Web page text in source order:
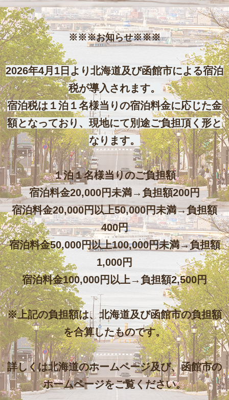
※※※お知らせ※※※
2026年4月1日より北海道及び函館市による宿泊
税が導入されます。
宿泊税は１泊１名様当りの宿泊料金に応じた金
額となっており、現地にて別途ご負担頂く形と
なります。
１泊１名様当りのご負担額
宿泊料金20,000円未満→負担額200円
宿泊料金20,000円以上50,000円未満→負担額
400円
宿泊料金50,000円以上100,000円未満→負担額
1,000円
宿泊料金100,000円以上→負担額2,500円
※上記の負担額は、北海道及び函館市の負担額
を合算したものです。
詳しくは北海道のホームページ及び、函館市の
ホームページをご覧ください。